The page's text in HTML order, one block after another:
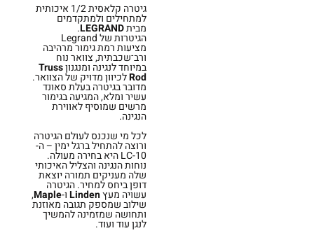
גיטרה קלאסית 1/2 איכותית
למתחילים ולמתקדמים
מביתLEGRAND
.
הגיטרות של Legrand
מציעות רמת גימור מרהיבה
ורב־שכבתית, צוואר נוח
במיוחד לנגינה ומנגנוןTruss
Rodלכיוון מדויק של הצוואר.
מדובר בגיטרה בעלת סאונד
עשיר ומלא, המגיעה בגימור
מרשים שמוסיף לאווירת
הנגינה.
לכל מי שנכנס לעולם הגיטרה
ורוצה להתחיל ברגל ימין – ה-
LC-10 היא בחירה מעולה.
נוחות הנגינה והצליל האיכותי
שלה מעניקים תמורה יוצאת
דופן ביחס למחיר. הגיטרה
עשויה מעץLindenו-Maple
,
שילוב שמספק תגובה מאוזנת
ותחושה שמזמינה להמשיך
לנגן עוד ועוד.